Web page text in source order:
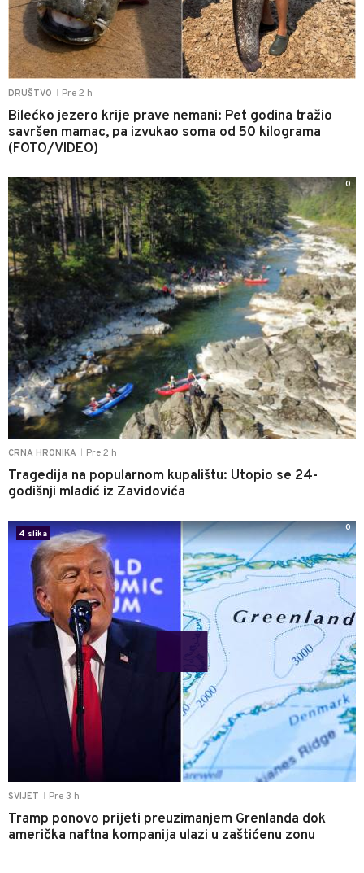
DRUŠTVO Pre 2 h
Bilećko jezero krije prave nemani: Pet godina tražio
savršen mamac, pa izvukao soma od 50 kilograma
(FOTO/VIDEO)
CRNA HRONIKA Pre 2 h
Tragedija na popularnom kupalištu: Utopio se 24-
godišnji mladić iz Zavidovića
0
SVIJET Pre 3 h
Tramp ponovo prijeti preuzimanjem Grenlanda dok
američka naftna kompanija ulazi u zaštićenu zonu
4 slika
0